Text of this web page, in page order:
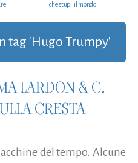
che stupi' il mondo
tag 'Hugo Trumpy'
LARDON & C,
CRESTA
del tempo. Alcune